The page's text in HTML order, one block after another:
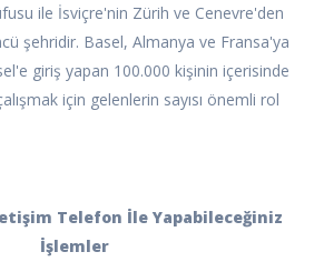
ile İsviçre'nin Zürih ve Cenevre'den
şehridir. Basel, Almanya ve Fransa'ya
giriş yapan 100.000 kişinin içerisinde
için gelenlerin sayısı önemli rol
Telefon İle Yapabileceğiniz
İşlemler